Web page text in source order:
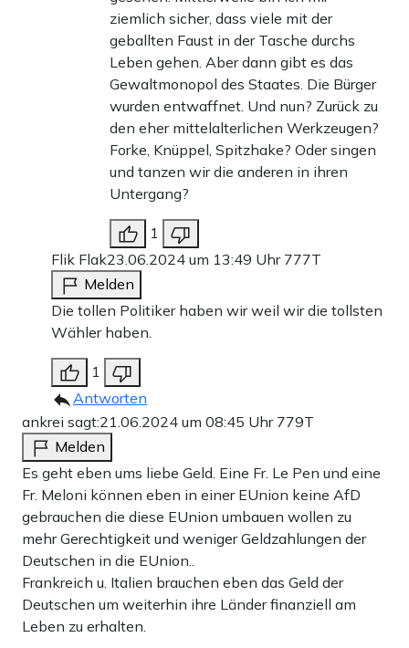
ziemlich sicher, dass viele mit der
geballten Faust in der Tasche durchs
Leben gehen. Aber dann gibt es das
Gewaltmonopol des Staates. Die Bürger
wurden entwaffnet. Und nun? Zurück zu
den eher mittelalterlichen Werkzeugen?
Forke, Knüppel, Spitzhake? Oder singen
und tanzen wir die anderen in ihren
Untergang?
1
Flik Flak23.06.2024 um 13:49 Uhr 777T
Melden
Die tollen Politiker haben wir weil wir die tollsten
Wähler haben.
1
Antworten
ankrei sagt:21.06.2024 um 08:45 Uhr 779T
Melden
Es geht eben ums liebe Geld. Eine Fr. Le Pen und eine
Fr. Meloni können eben in einer EUnion keine AfD
gebrauchen die diese EUnion umbauen wollen zu
mehr Gerechtigkeit und weniger Geldzahlungen der
Deutschen in die EUnion..
Frankreich u. Italien brauchen eben das Geld der
Deutschen um weiterhin ihre Länder finanziell am
Leben zu erhalten.